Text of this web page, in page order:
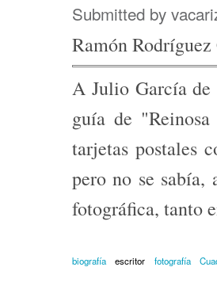
Submitted by
Ramón Rodríguez
A Julio García de
guía de
tarjetas postales
pero no se sabía,
fotográfica, tanto
biografía escritor fotografía